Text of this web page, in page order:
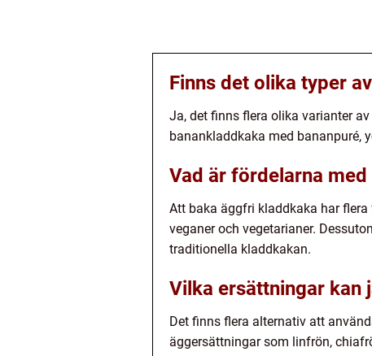
Finns det olika typer
Ja, det finns flera olika varianter
banankladdkaka med bananpuré,
Vad är fördelarna
Att baka äggfri kladdkaka har
veganer och vegetarianer.
traditionella kladdkakan.
Vilka ersättningar kan
Det finns flera alternativ att
äggersättningar som linfrön,